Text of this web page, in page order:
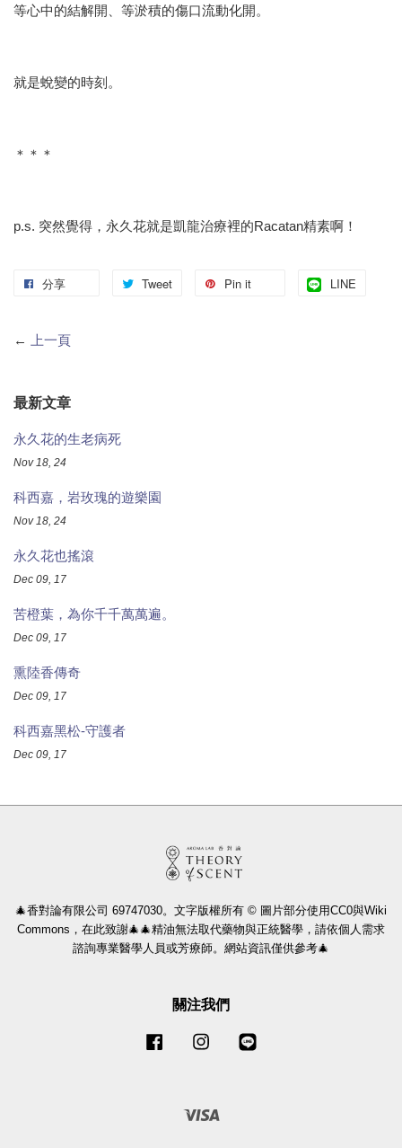
等心中的結解開、等淤積的傷口流動化開。
就是蛻變的時刻。
＊＊＊
p.s. 突然覺得，永久花就是凱龍治療裡的Racatan精素啊！
分享 Tweet Pin it LINE
← 上一頁
最新文章
永久花的生老病死
Nov 18, 24
科西嘉，岩玫瑰的遊樂園
Nov 18, 24
永久花也搖滾
Dec 09, 17
苦橙葉，為你千千萬萬遍。
Dec 09, 17
熏陸香傳奇
Dec 09, 17
科西嘉黑松-守護者
Dec 09, 17
🎄香對論有限公司 69747030。文字版權所有 © 圖片部分使用CC0與Wiki
Commons，在此致謝🎄🎄精油無法取代藥物與正統醫學，請依個人需求
諮詢專業醫學人員或芳療師。網站資訊僅供參考🎄
關注我們
Facebook Instagram